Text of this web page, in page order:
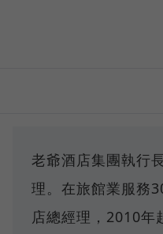
老爺酒店集團執行
理。在旅館業服務
店總經理，2010年